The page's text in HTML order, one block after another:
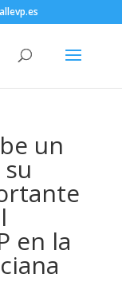
un
en la